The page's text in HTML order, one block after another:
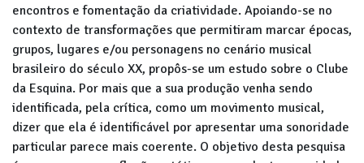
encontros e fomentação da criatividade. Apoiando-se no
contexto de transformações que permitiram marcar épocas,
grupos, lugares e/ou personagens no cenário musical
brasileiro do século XX, propôs-se um estudo sobre o Clube
da Esquina. Por mais que a sua produção venha sendo
identificada, pela crítica, como um movimento musical,
dizer que ela é identificável por apresentar uma sonoridade
particular parece mais coerente. O objetivo desta pesquisa